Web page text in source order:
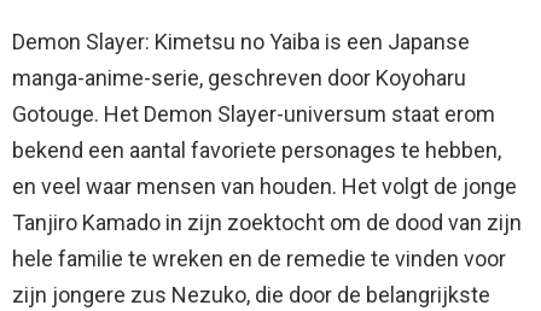
Demon Slayer: Kimetsu no Yaiba is een Japanse
manga-anime-serie, geschreven door Koyoharu
Gotouge. Het Demon Slayer-universum staat erom
bekend een aantal favoriete personages te hebben,
en veel waar mensen van houden. Het volgt de jonge
Tanjiro Kamado in zijn zoektocht om de dood van zijn
hele familie te wreken en de remedie te vinden voor
zijn jongere zus Nezuko, die door de belangrijkste